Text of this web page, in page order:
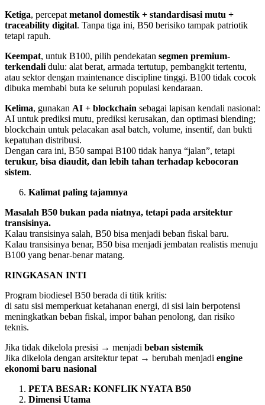
Ketiga, percepat metanol domestik + standardisasi mutu +
traceability digital. Tanpa tiga ini, B50 berisiko tampak patriotik
tetapi rapuh.
Keempat, untuk B100, pilih pendekatan segmen premium-
terkendali dulu: alat berat, armada tertutup, pembangkit tertentu,
atau sektor dengan maintenance discipline tinggi. B100 tidak cocok
dibuka membabi buta ke seluruh populasi kendaraan.
Kelima, gunakan AI + blockchain sebagai lapisan kendali nasional:
AI untuk prediksi mutu, prediksi kerusakan, dan optimasi blending;
blockchain untuk pelacakan asal batch, volume, insentif, dan bukti
kepatuhan distribusi.
Dengan cara ini, B50 sampai B100 tidak hanya “jalan”, tetapi
terukur, bisa diaudit, dan lebih tahan terhadap kebocoran
sistem.
Kalimat paling tajamnya
Masalah B50 bukan pada niatnya, tetapi pada arsitektur
transisinya.
Kalau transisinya salah, B50 bisa menjadi beban fiskal baru.
Kalau transisinya benar, B50 bisa menjadi jembatan realistis menuju
B100 yang benar-benar matang.
RINGKASAN INTI
Program biodiesel B50 berada di titik kritis:
di satu sisi memperkuat ketahanan energi, di sisi lain berpotensi
meningkatkan beban fiskal, impor bahan penolong, dan risiko
teknis.
Jika tidak dikelola presisi → menjadi beban sistemik
Jika dikelola dengan arsitektur tepat → berubah menjadi engine
ekonomi baru nasional
PETA BESAR: KONFLIK NYATA B50
Dimensi Utama